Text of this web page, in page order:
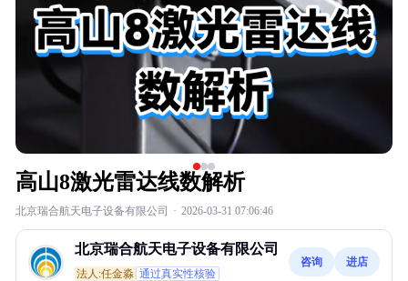
高山8激光雷达线数解析
北京瑞合航天电子设备有限公司 · 2026-03-31 07:06:46
北京瑞合航天电子设备有限公司
法人:任金淼 通过真实性核验
咨询 进店